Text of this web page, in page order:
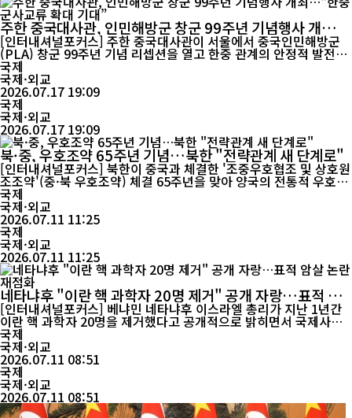
주한 중국대사관, 인민해방군 창군 99주년 기념행사 개
최…“한중 군사교류 확대 기대”
[인터내셔널포커스] 주한 중국대사관이 서울에서 중국인민해방군
(PLA) 창군 99주년 기념 리셉션을 열고 한중 관계의 안정적 발전과
군사 분야를 포함한 실질적 교류·협력 확대 의지를 밝혔다. 중국신
문망(中新网)에 따르면 주한 중국대사관은 현지시간 16일 서울에서
창군 99주년 기념 초청 행사를 개최했다. 행사에는 다이빙(戴兵) 주
한 중국대사를 비롯해 류차오웨이(刘超威) 국방무관, 한국 군·정...
국제
국제·외교
2026.07.17 19:09
국제
국제·외교
2026.07.17 19:09
북·중, 우호조약 65주년 기념…북한 "전략관계 새 단계로"
[인터내셔널포커스] 북한이 중국과 체결한 '조중우호협조 및 상호원
조조약'(중·북 우호조약) 체결 65주년을 맞아 양국의 전통적 우호관
계를 재확인하며 사회주의 전략협력을 한층 강화하겠다는 의지를 공
식적으로 밝혔다. 11일 중국 관영 인민일보에 게재된 리룡남 주중
북한대사의 기고문에서 북한은 조약이 지난 65년간 양국 관계의 정
치·법률적 토대 역할을 해왔다고 평가하며, 변화하는...
국제
국제·외교
2026.07.11 11:25
국제
국제·외교
2026.07.11 11:25
네타냐후 "이란 핵 과학자 20명 제거" 공개 자랑…표적 암
살 논란 재점화
[인터내셔널포커스] 베냐민 네타냐후 이스라엘 총리가 지난 1년간
이란 핵 과학자 20명을 제거했다고 공개적으로 밝히면서 국제사회
의 우려가 커지고 있다. 국가 지도자가 다른 나라의 과학자를 조직적
으로 제거한 사실을 군사적 성과로 공개 언급한 것은 이례적인 일로,
국제인도법과 국제법상 민간인 보호 원칙을 둘러싼 논란도 다시 불
국제
국제·외교
2026.07.11 08:51
국제
국제·외교
2026.07.11 08:51